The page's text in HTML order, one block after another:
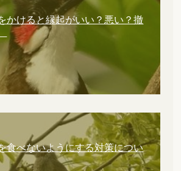
かけると縁起がいい？悪い？撤
食べないようにする対策につい